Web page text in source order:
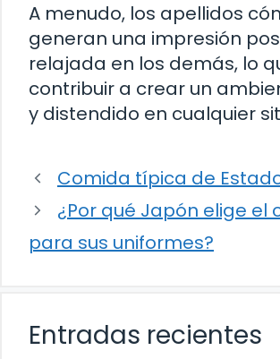
A menudo, los apellidos
generan una impresión
relajada en los demás, lo
contribuir a crear un
y distendido en cualquier
Comida típica de
¿Por qué Japón elige el
para sus uniformes?
Entradas recientes